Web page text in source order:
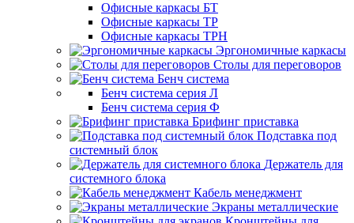
Офисные каркасы БТ
Офисные каркасы ТР
Офисные каркасы ТРН
Эргономичные каркасы
Столы для переговоров
Бенч система
Бенч система серия Л
Бенч система серия Ф
Брифинг приставка
Подставка под
системный блок
Держатель для
системного блока
Кабель менеджмент
Экраны металлические